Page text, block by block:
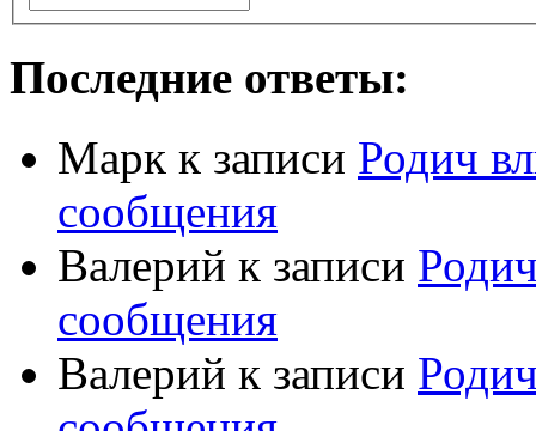
Последние ответы:
Марк к записи Родич
сообщения
Валерий к записи
сообщения
Валерий к записи